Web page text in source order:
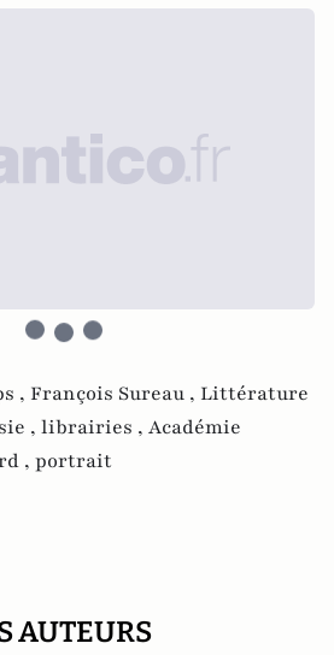
, François Sureau , Littérature
, librairies , Académie
, portrait
AUTEURS